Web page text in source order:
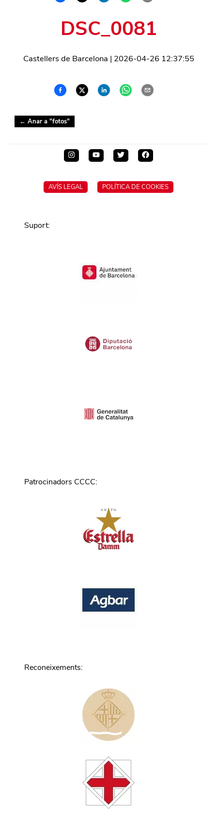
DSC_0081
Castellers de Barcelona | 2026-04-26 12:37:55
← Anar a "fotos"
AVÍS LEGAL POLÍTICA DE COOKIES
Suport:
Patrocinadors CCCC:
Reconeixements: